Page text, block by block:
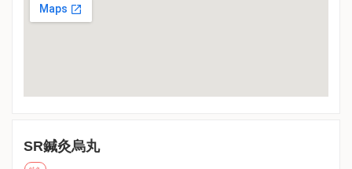
SR鍼灸烏丸